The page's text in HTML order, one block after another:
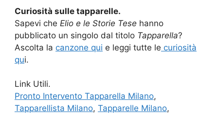
Curiosità sulle tapparelle.
Sapevi che Elio e le Storie Tese hanno
pubblicato un singolo dal titolo Tapparella?
Ascolta la canzone qui e leggi tutte le curiosità
qui.
Link Utili.
Pronto Intervento Tapparella Milano,
Tapparellista Milano, Tapparelle Milano,